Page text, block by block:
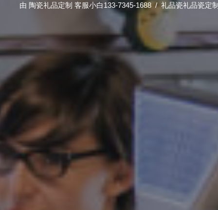
由 陶瓷礼品定制 客服小白133-7345-1688 礼品瓷礼品瓷定制